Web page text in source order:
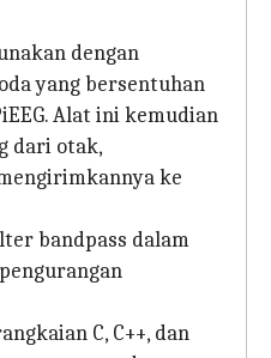
dengan
yang bersentuhan
Alat ini kemudian
dari otak,
ke
bandpass dalam
C, C++, dan